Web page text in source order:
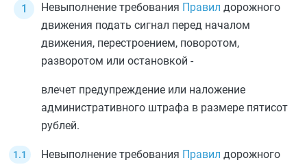
Невыполнение требования Правил дорожного
движения подать сигнал перед началом
движения, перестроением, поворотом,
разворотом или остановкой -
влечет предупреждение или наложение
административного штрафа в размере пятисот
рублей.
Невыполнение требования Правил дорожного